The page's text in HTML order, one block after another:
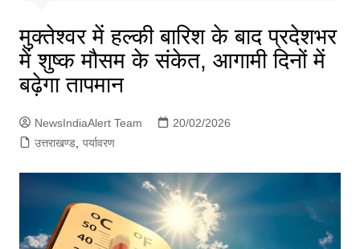
मुक्तेश्वर में हल्की बारिश के बाद प्रदेशभर
में शुष्क मौसम के संकेत, आगामी दिनों में
बढ़ेगा तापमान
NewsIndiaAlert Team
20/02/2026
उत्तराखण्ड, पर्यावरण
e